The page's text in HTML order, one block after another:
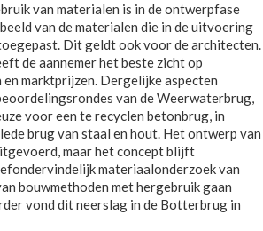
van materialen is in de ontwerpfase
van de materialen die in de uitvoering
Dit geldt ook voor de architecten.
de aannemer het beste zicht op
marktprijzen. Dergelijke aspecten
van de Weerwaterbrug,
voor een te recyclen betonbrug, in
brug van staal en hout. Het ontwerp van
maar het concept blijft
materiaalonderzoek van
bouwmethoden met hergebruik gaan
vond dit neerslag in de Botterbrug in